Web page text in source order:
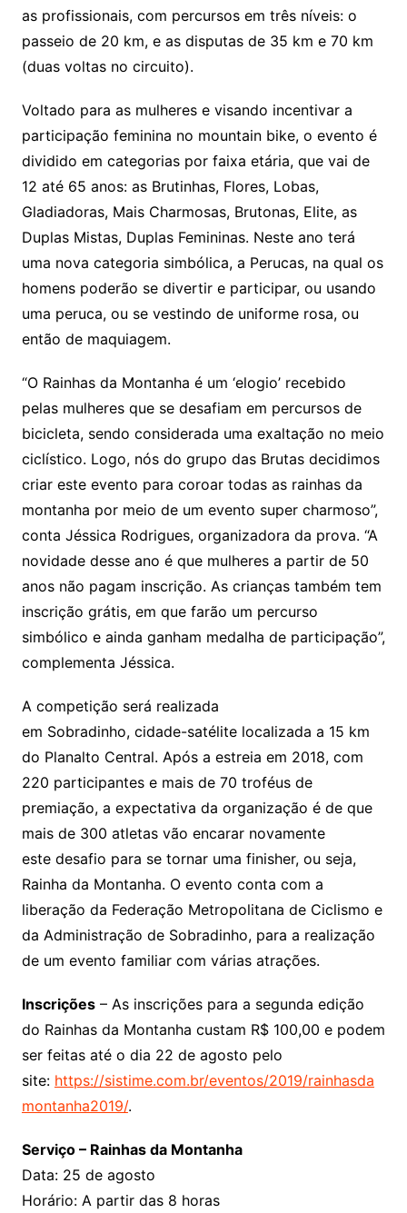
as profissionais, com percursos em três níveis: o
passeio de 20 km, e as disputas de 35 km e 70 km
(duas voltas no circuito).
Voltado para as mulheres e visando incentivar a
participação feminina no mountain bike, o evento é
dividido em categorias por faixa etária, que vai de
12 até 65 anos: as Brutinhas, Flores, Lobas,
Gladiadoras, Mais Charmosas, Brutonas, Elite, as
Duplas Mistas, Duplas Femininas. Neste ano terá
uma nova categoria simbólica, a Perucas, na qual os
homens poderão se divertir e participar, ou usando
uma peruca, ou se vestindo de uniforme rosa, ou
então de maquiagem.
“O Rainhas da Montanha é um ‘elogio’ recebido
pelas mulheres que se desafiam em percursos de
bicicleta, sendo considerada uma exaltação no meio
ciclístico. Logo, nós do grupo das Brutas decidimos
criar este evento para coroar todas as rainhas da
montanha por meio de um evento super charmoso”,
conta Jéssica Rodrigues, organizadora da prova. “A
novidade desse ano é que mulheres a partir de 50
anos não pagam inscrição. As crianças também tem
inscrição grátis, em que farão um percurso
simbólico e ainda ganham medalha de participação”,
complementa Jéssica.
A competição será realizada
em Sobradinho, cidade-satélite localizada a 15 km
do Planalto Central. Após a estreia em 2018, com
220 participantes e mais de 70 troféus de
premiação, a expectativa da organização é de que
mais de 300 atletas vão encarar novamente
este desafio para se tornar uma finisher, ou seja,
Rainha da Montanha. O evento conta com a
liberação da Federação Metropolitana de Ciclismo e
da Administração de Sobradinho, para a realização
de um evento familiar com várias atrações.
Inscrições– As inscrições para a segunda edição
do Rainhas da Montanha custam R$ 100,00 e podem
ser feitas até o dia 22 de agosto pelo
site: https://sistime.com.br/eventos/2019/rainhasda
montanha2019/.
Serviço – Rainhas da Montanha
Data: 25 de agosto
Horário: A partir das 8 horas